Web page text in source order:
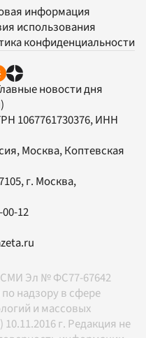
информация
использования
конфиденциальности
новости дня
1067761730376, ИНН
Москва, Коптевская
, г. Москва,
12
СМИ Эл № ФС77-67642
надзору в сфере
и массовых
г. Редакция не